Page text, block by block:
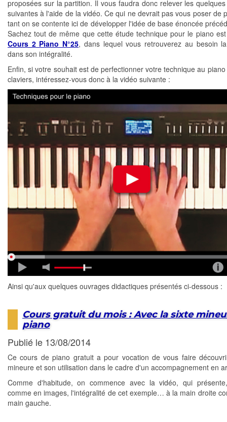
proposées sur la partition. Il vous faudra donc relever les
suivantes à l'aide de la vidéo. Ce qui ne devrait pas vous poser de
tant on se contente ici de développer l'idée de base énoncée
Sachez tout de même que cette étude technique pour le piano
Cours 2 Piano N°25, dans lequel vous retrouverez au besoin
dans son intégralité.
Enfin, si votre souhait est de perfectionner votre technique au
claviers, intéressez-vous donc à la vidéo suivante :
Ainsi qu'aux quelques ouvrages didactiques présentés ci-dessous :
Cours gratuit du mois : Avec la sixte
piano
Publié le 13/08/2014
Ce cours de piano gratuit a pour vocation de vous faire
mineure et son utilisation dans le cadre d'un accompagnement en
Comme d'habitude, on commence avec la vidéo, qui
comme en images, l'intégralité de cet exemple… à la main droite
main gauche.